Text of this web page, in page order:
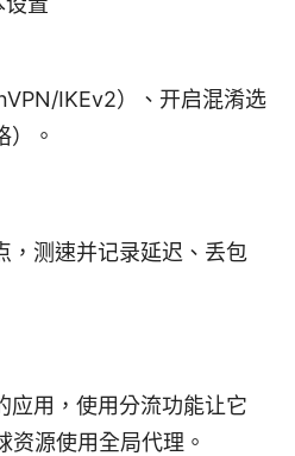
IKEv2）、开启混淆选
）。
，测速并记录延迟、丢包
应用，使用分流功能让它
资源使用全局代理。